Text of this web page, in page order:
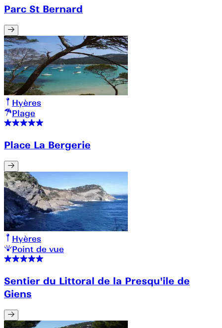
Parc St Bernard
Hyères
Plage
Place La Bergerie
Hyères
Point de vue
Sentier du Littoral de la Presqu'ile de
Giens